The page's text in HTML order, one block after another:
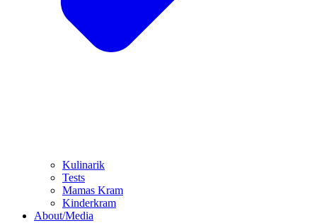
Kulinarik
Tests
Mamas Kram
Kinderkram
About/Media